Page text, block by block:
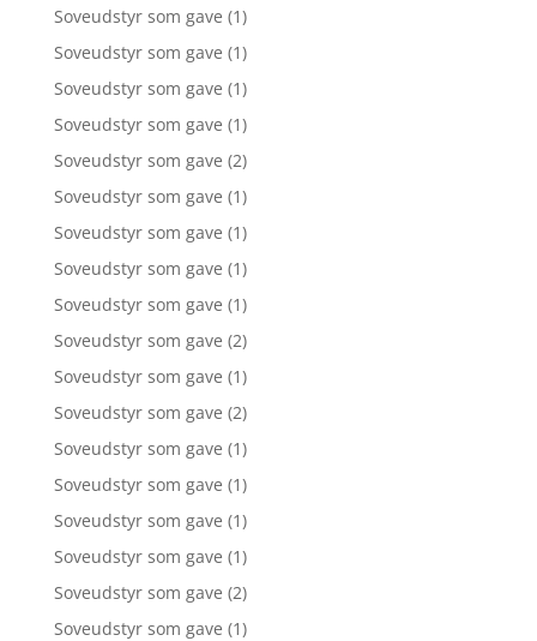
Soveudstyr som gave (1)
Soveudstyr som gave (1)
Soveudstyr som gave (1)
Soveudstyr som gave (1)
Soveudstyr som gave (2)
Soveudstyr som gave (1)
Soveudstyr som gave (1)
Soveudstyr som gave (1)
Soveudstyr som gave (1)
Soveudstyr som gave (2)
Soveudstyr som gave (1)
Soveudstyr som gave (2)
Soveudstyr som gave (1)
Soveudstyr som gave (1)
Soveudstyr som gave (1)
Soveudstyr som gave (1)
Soveudstyr som gave (2)
Soveudstyr som gave (1)